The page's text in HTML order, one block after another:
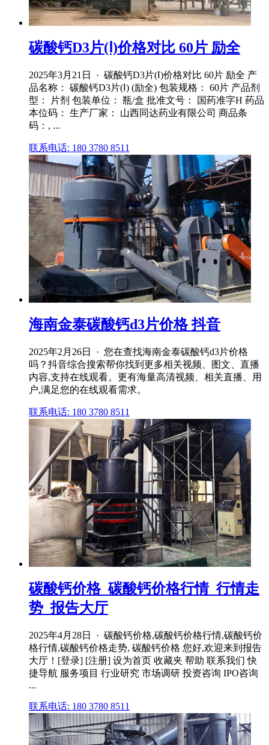
碳酸钙D3片(Ⅰ)价格对比 60片 励全
2025年3月21日 · 碳酸钙D3片(Ⅰ)价格对比 60片 励全 产
品名称： 碳酸钙D3片(Ⅰ) (励全) 包装规格： 60片 产品剂
型： 片剂 包装单位： 瓶/盒 批准文号： 国药准字H 药品
本位码： 生产厂家： 山西同达药业有限公司 商品条
码：, ...
联系电话: 180 3780 8511
海南金泰碳酸钙d3片价格 抖音
2025年2月26日 · 您在查找海南金泰碳酸钙d3片价格
吗？抖音综合搜索帮你找到更多相关视频、图文、直播
内容,支持在线观看。更有海量高清视频、相关直播、用
户,满足您的在线观看需求。
联系电话: 180 3780 8511
碳酸钙价格_碳酸钙价格行情_行情走
势_报告大厅
2025年4月28日 · 碳酸钙价格,碳酸钙价格行情,碳酸钙价
格行情,碳酸钙价格走势, 碳酸钙价格 您好,欢迎来到报告
大厅！[登录] [注册] 设为首页 收藏夹 帮助 联系我们 快
捷导航 服务项目 行业研究 市场调研 投资咨询 IPO咨询
...
联系电话: 180 3780 8511